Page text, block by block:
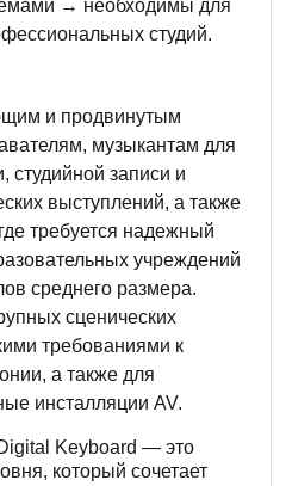
→ необходимы для
студий.
и продвинутым
музыкантам для
студийной записи и
выступлений, а также
требуется надежный
учреждений
среднего размера.
сценических
требованиями к
а также для
инсталляции AV.
Keyboard — это
который сочетает